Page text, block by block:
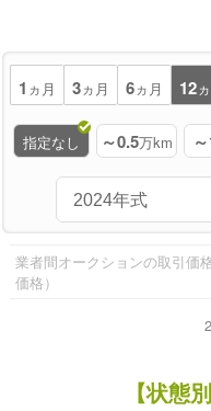
1 ヵ月 3ヵ月 6ヵ月 12
指定なし ～0.5万km
業者間オークションの取引価
価格）
【状態